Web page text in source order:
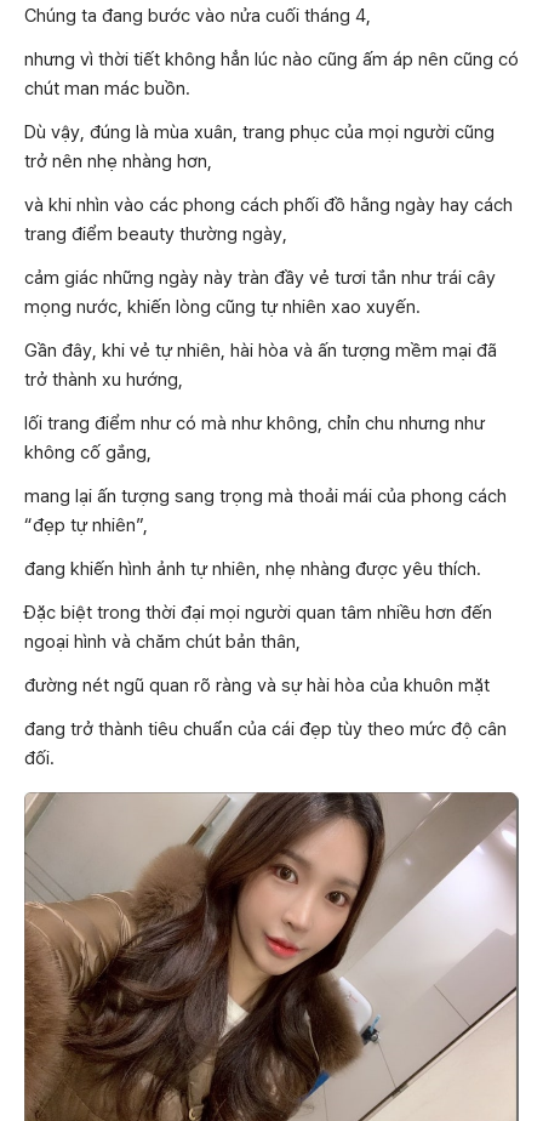
Chúng ta đang bước vào nửa cuối tháng 4,
nhưng vì thời tiết không hẳn lúc nào cũng ấm áp nên cũng có
chút man mác buồn.
Dù vậy, đúng là mùa xuân, trang phục của mọi người cũng
trở nên nhẹ nhàng hơn,
và khi nhìn vào các phong cách phối đồ hằng ngày hay cách
trang điểm beauty thường ngày,
cảm giác những ngày này tràn đầy vẻ tươi tắn như trái cây
mọng nước, khiến lòng cũng tự nhiên xao xuyến.
Gần đây, khi vẻ tự nhiên, hài hòa và ấn tượng mềm mại đã
trở thành xu hướng,
lối trang điểm như có mà như không, chỉn chu nhưng như
không cố gắng,
mang lại ấn tượng sang trọng mà thoải mái của phong cách
“đẹp tự nhiên”,
đang khiến hình ảnh tự nhiên, nhẹ nhàng được yêu thích.
Đặc biệt trong thời đại mọi người quan tâm nhiều hơn đến
ngoại hình và chăm chút bản thân,
đường nét ngũ quan rõ ràng và sự hài hòa của khuôn mặt
đang trở thành tiêu chuẩn của cái đẹp tùy theo mức độ cân
đối.